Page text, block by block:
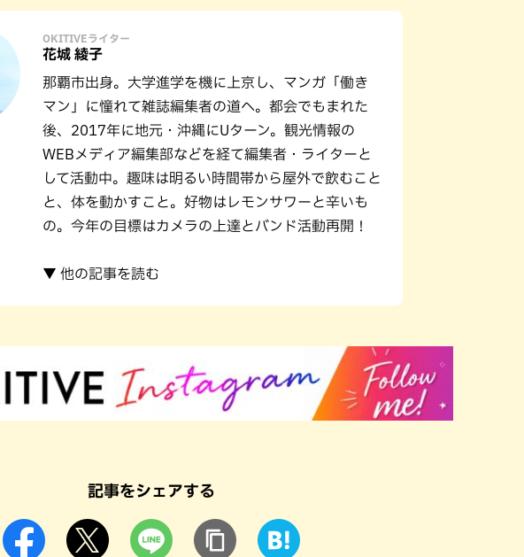
OKITIVEライター
花城 綾子
那覇市出身。大学進学を機に上京し、マンガ「働き
マン」に憧れて雑誌編集者の道へ。都会でもまれた
後、2017年に地元・沖縄にUターン。観光情報の
WEBメディア編集部などを経て編集者・ライターと
して活動中。趣味は明るい時間帯から屋外で飲むこと
と、体を動かすこと。好物はレモンサワーと辛いも
の。今年の目標はカメラの上達とバンド活動再開！
▼ 他の記事を読む
記事をシェアする